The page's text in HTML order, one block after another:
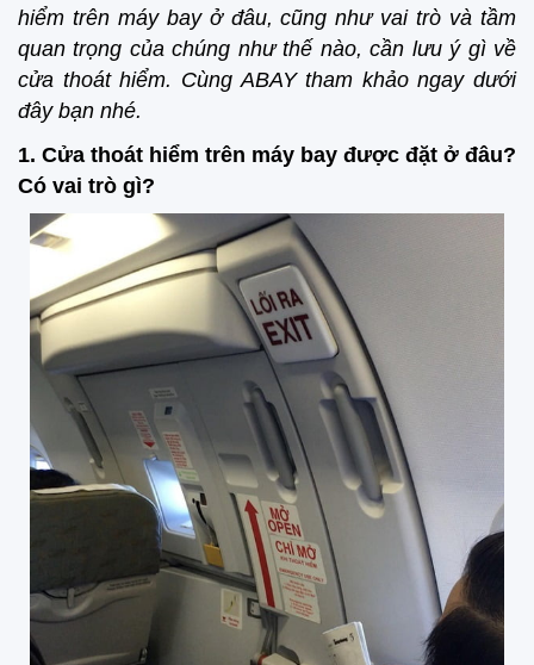
hiểm trên máy bay ở đâu, cũng như vai trò và tầm
quan trọng của chúng như thế nào, cần lưu ý gì về
cửa thoát hiểm. Cùng ABAY tham khảo ngay dưới
đây bạn nhé.
1. Cửa thoát hiểm trên máy bay được đặt ở đâu?
Có vai trò gì?